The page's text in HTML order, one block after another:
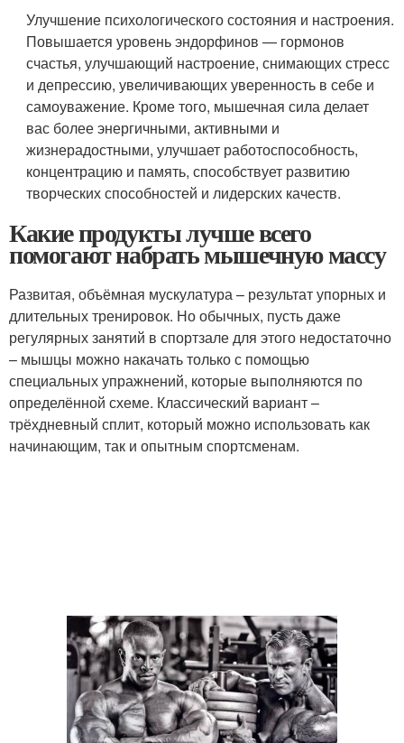
Улучшение психологического состояния и настроения.
Повышается уровень эндорфинов — гормонов
счастья, улучшающий настроение, снимающих стресс
и депрессию, увеличивающих уверенность в себе и
самоуважение. Кроме того, мышечная сила делает
вас более энергичными, активными и
жизнерадостными, улучшает работоспособность,
концентрацию и память, способствует развитию
творческих способностей и лидерских качеств.
Какие продукты лучше всего
помогают набрать мышечную массу
Развитая, объёмная мускулатура – результат упорных и
длительных тренировок. Но обычных, пусть даже
регулярных занятий в спортзале для этого недостаточно
– мышцы можно накачать только с помощью
специальных упражнений, которые выполняются по
определённой схеме. Классический вариант –
трёхдневный сплит, который можно использовать как
начинающим, так и опытным спортсменам.